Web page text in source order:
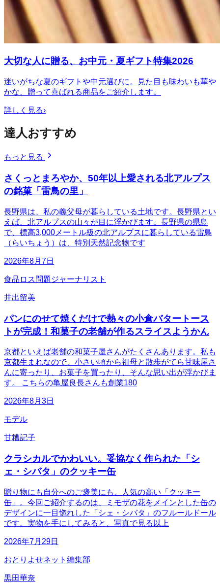
大切な人に贈る、お中元・夏ギフト特集2026
迷いがちな夏のギフトや中元選びに。見た目も味わいも華や
かな、贈って喜ばれる商品をご紹介します。
詳しく見る›
達人おすすめ
もっと見る
さくっとまろやか、50年以上愛される北アルプス
の銘菓「雷鳥の里」
長野県は、私の義父母が暮らしている土地です。長野県とい
えば、北アルプスの山々が目に浮かびます。長野県の県鳥
で、標高3,000メートル級の北アルプスに暮らしている雷鳥
（らいちょう）は、特別天然記念物です
2026年8月7日
食品ロス問題ジャーナリスト
井出留美
パンにのせて焼くだけで熱々の小倉バタートース
トが完成！和菓子の老舗が作るスライスようかん
京都といえば老舗の和菓子屋さんがたくさんあります。私も
京都生まれなので、小さい頃から祖母と散歩がてら甘味屋さ
んに寄ったり、お菓子を買ったり、そんな思い出が浮かびま
す。 こちらの亀屋良長さんも創業180
2026年8月3日
モデル
甘糟記子
クラシカルでかわいい。妥協なく作られた「シ
ェ・シバタ」のクッキー缶
贈り物にも自分へのご褒美にも、人気の高い「クッキー
缶」。今回ご紹介するのは、ミモザの花をメインとした缶の
デザインに一目惚れした「シェ・シバタ」のフルールドール
です。実物を手にしてみると、写真で見る以上
2026年7月29日
おとりよせネット編集部
黒田華奈